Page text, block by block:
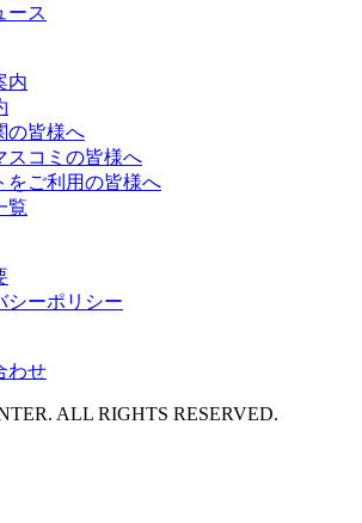
ース
内
の皆様へ
スコミの皆様へ
をご利用の皆様へ
覧
シーポリシー
わせ
ALL RIGHTS RESERVED.